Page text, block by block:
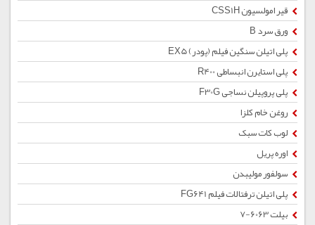
قیر امولسیون CSS1H
ورق سرد B
پلی اتیلن سنگین فیلم (پودر) EX5
پلی استایرن انبساطی R400
پلی پروپیلن نساجی F30G
روغن خام کلزا
لوب کات سبک
اوره پریل
سولفور مولیبدن
پلی اتیلن ترفتالات فیلم FG641
بیلت 6063-7